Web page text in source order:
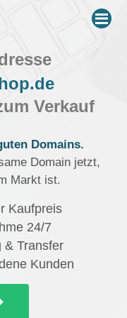
Verkauf
Domains.
Domain jetzt,
Markt ist.
Kaufpreis
24/7
Transfer
Kunden